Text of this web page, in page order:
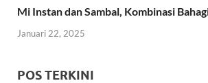
Mi Instan dan Sambal, Kombinasi
Januari 22, 2025
POS TERKINI